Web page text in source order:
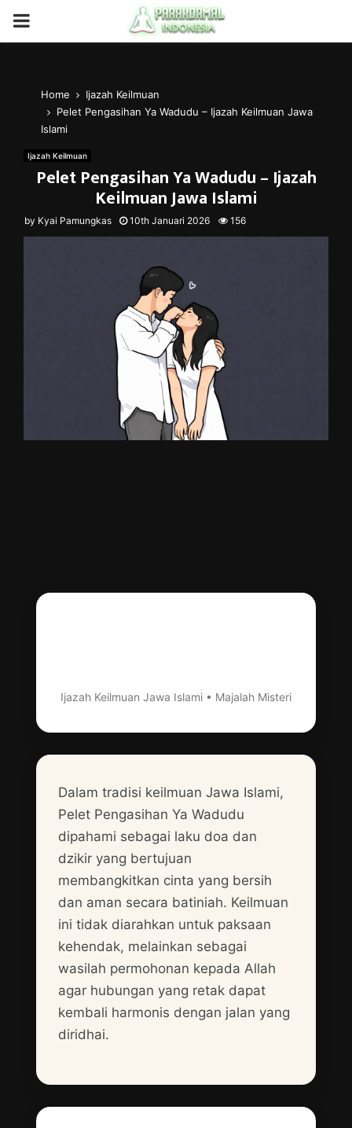
PRIMARY
Home
Ijazah Keilmuan
Pelet Pengasihan Ya Wadudu – Ijazah Keilmuan Jawa
Islami
Ijazah Keilmuan
Pelet Pengasihan Ya Wadudu – Ijazah
Keilmuan Jawa Islami
by Kyai Pamungkas 10th Januari 2026 156
Ijazah Keilmuan Jawa Islami • Majalah Misteri
Dalam tradisi keilmuan Jawa Islami,
Pelet Pengasihan Ya Wadudu
dipahami sebagai laku doa dan
dzikir yang bertujuan
membangkitkan cinta yang bersih
dan aman secara batiniah. Keilmuan
ini tidak diarahkan untuk paksaan
kehendak, melainkan sebagai
wasilah permohonan kepada Allah
agar hubungan yang retak dapat
kembali harmonis dengan jalan yang
diridhai.